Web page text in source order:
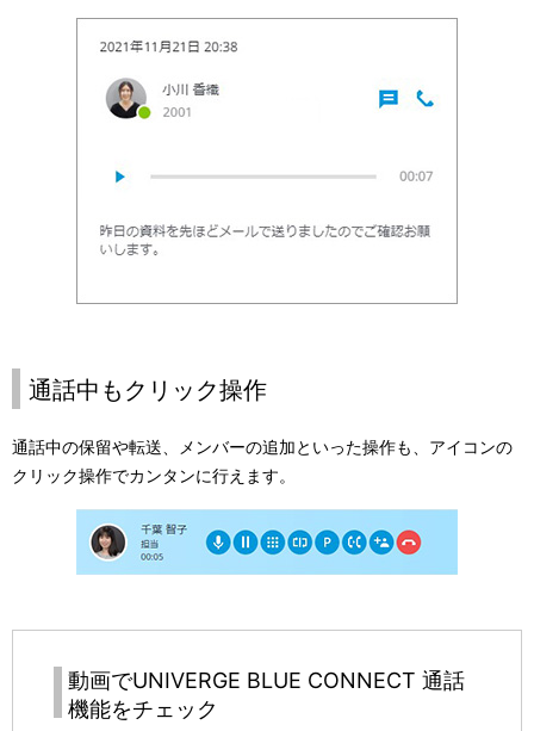
通話中もクリック操作
通話中の保留や転送、メンバーの追加といった操作も、アイコンの
クリック操作でカンタンに行えます。
動画でUNIVERGE BLUE CONNECT 通話
機能をチェック